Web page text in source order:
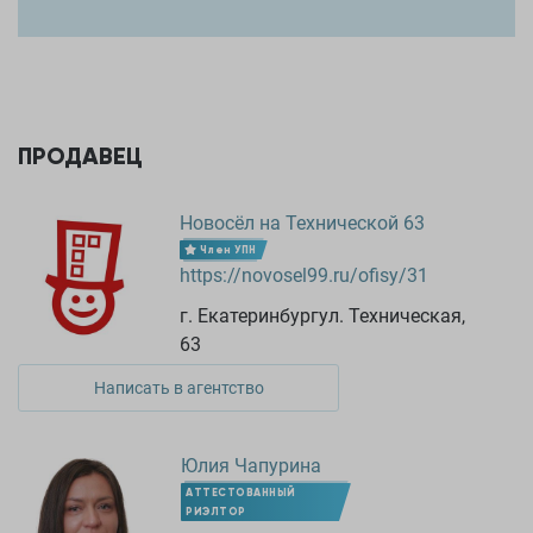
ПРОДАВЕЦ
Новосёл на Технической 63
Член УПН
https://novosel99.ru/ofisy/31
г. Екатеринбургул. Техническая,
63
Написать в агентство
Юлия Чапурина
АТТЕСТОВАННЫЙ
РИЭЛТОР